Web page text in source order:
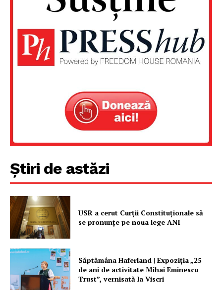
Știri de astăzi
USR a cerut Curții Constituționale să
se pronunțe pe noua lege ANI
Săptămâna Haferland | Expoziţia „25
de ani de activitate Mihai Eminescu
Trust”, vernisată la Viscri